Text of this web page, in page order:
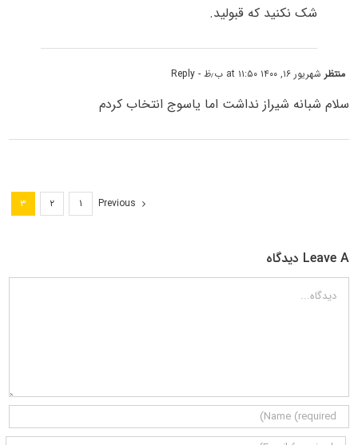
شک نکنید که قبولید.
منتظر شهریور ۱۶, ۱۴۰۰ at ۱۱:۵۰ ب٫ظ - Reply
سلام شبانه شیراز نداشت اما یاسوج انتخاب کردم
Previous ۱ ۲ ۳
Leave A دیدگاه
دیدگاه